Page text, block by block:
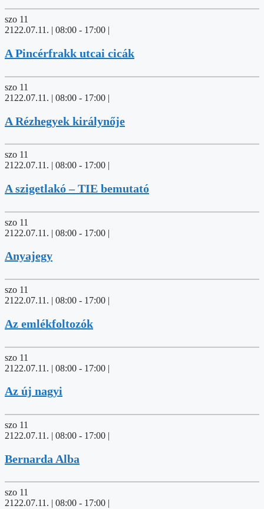
szo 11
2122.07.11. | 08:00 - 17:00 |
A Pincérfrakk utcai cicák
szo 11
2122.07.11. | 08:00 - 17:00 |
A Rézhegyek királynője
szo 11
2122.07.11. | 08:00 - 17:00 |
A szigetlakó – TIE bemutató
szo 11
2122.07.11. | 08:00 - 17:00 |
Anyajegy
szo 11
2122.07.11. | 08:00 - 17:00 |
Az emlékfoltozók
szo 11
2122.07.11. | 08:00 - 17:00 |
Az új nagyi
szo 11
2122.07.11. | 08:00 - 17:00 |
Bernarda Alba
szo 11
2122.07.11. | 08:00 - 17:00 |